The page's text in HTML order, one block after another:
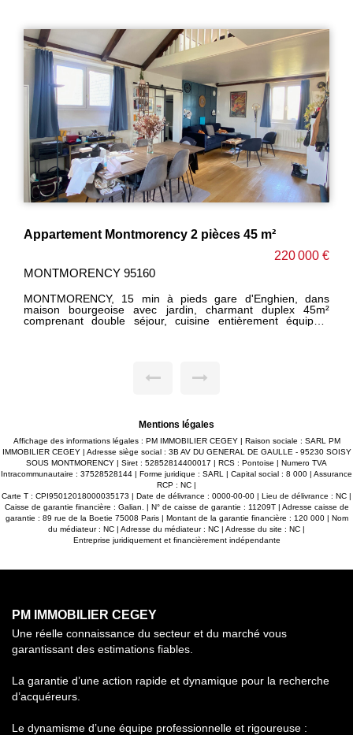
traversant, calme et lumineux. UNIQUEMENT CHEZ PM
IMMOBILIER ----HONORAIRES CHARGE VENDEUR ----
Appartement Montmorency 2 pièces 45 m²
220 000 €
MONTMORENCY 95160
MONTMORENCY, 15 min à pieds gare d'Enghien, dans
maison bourgeoise avec jardin, charmant duplex 45m²
comprenant double séjour, cuisine entièrement équipée,
Mentions légales
Affichage des informations légales : PM IMMOBILIER CEGEY | Raison sociale : SARL PM
IMMOBILIER CEGEY | Adresse siège social : 3B AV DU GENERAL DE GAULLE - 95230 SOISY
SOUS MONTMORENCY | Siret : 52852814400017 | RCS : Pontoise | Numero TVA
Intracommunautaire : 37528528144 | Forme juridique : SARL | Capital social : 8 000 | Assurance
RCP : NC |
Carte T : CPI95012018000035173 | Date de délivrance : 0000-00-00 | Lieu de délivrance : NC |
Caisse de garantie financière : Galian. | N° de caisse de garantie : 11209T | Adresse caisse de
garantie : 89 rue de la Boetie 75008 Paris | Montant de la garantie financière : 120 000 | Nom
du médiateur : NC | Adresse du médiateur : NC | Adresse du site : NC |
Entreprise juridiquement et financièrement indépendante
PM IMMOBILIER CEGEY
Une réelle connaissance du secteur et du marché vous
garantissant des estimations fiables.
La garantie d’une action rapide et dynamique pour la recherche
d’acquéreurs.
Le dynamisme d’une équipe professionnelle et rigoureuse :